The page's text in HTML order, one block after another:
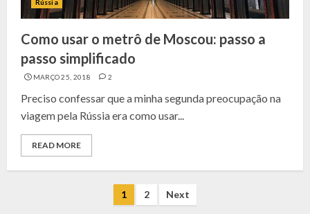
Rússia
Como usar o metrô de Moscou: passo a
passo simplificado
MARÇO 25, 2018 2
Preciso confessar que a minha segunda preocupação na
viagem pela Rússia era como usar...
READ MORE
NAVEGAÇÃO
1 2 Next